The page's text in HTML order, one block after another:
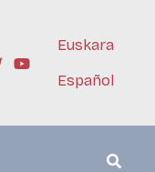
Euskara
Español